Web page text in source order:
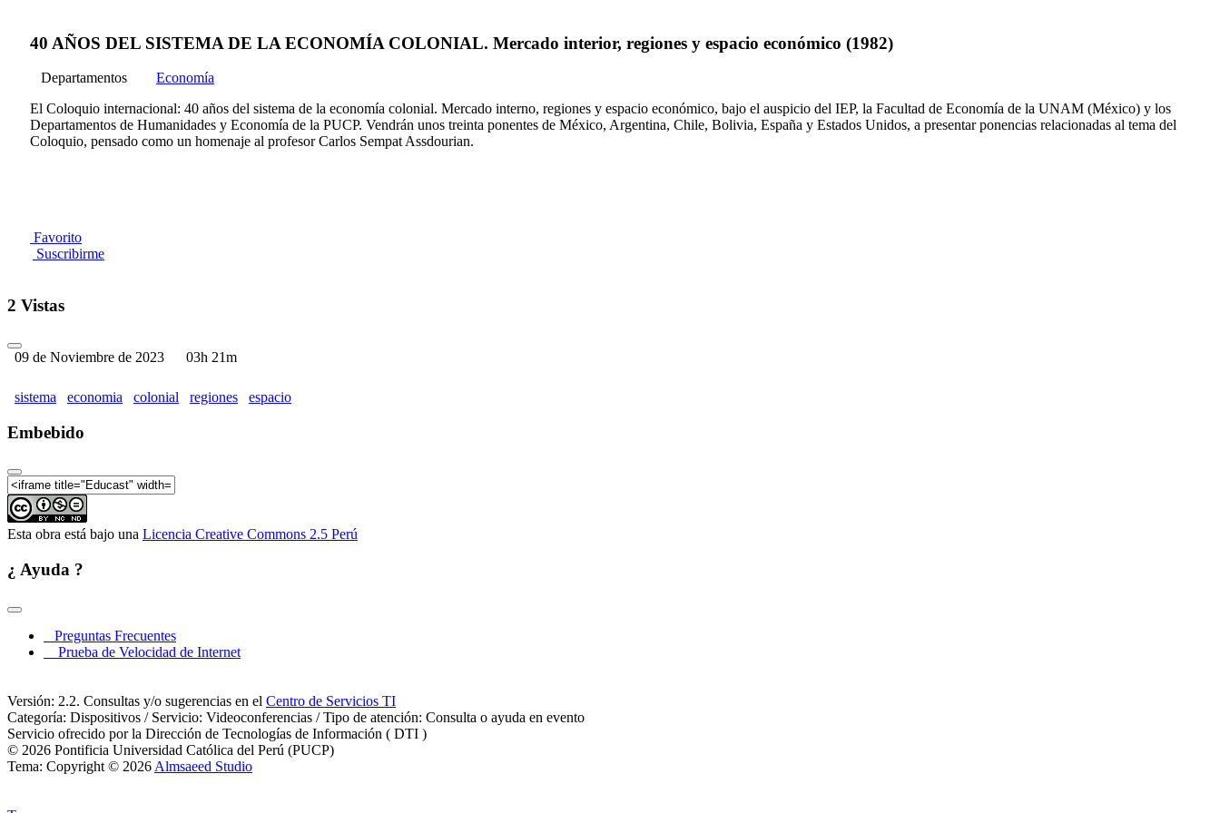
40 AÑOS DEL SISTEMA DE LA ECONOMÍA COLONIAL. Mercado interior, regiones y espacio económico (1982)
Departamentos
Economía
El Coloquio internacional: 40 años del sistema de la economía colonial. Mercado interno, regiones y espacio económico, bajo el auspicio del IEP, la Facultad de Economía de la UNAM (México) y los
Departamentos de Humanidades y Economía de la PUCP. Vendrán unos treinta ponentes de México, Argentina, Chile, Bolivia, España y Estados Unidos, a presentar ponencias relacionadas al tema del
Coloquio, pensado como un homenaje al profesor Carlos Sempat Assdourian.
Favorito
Suscribirme
2 Vistas
09 de Noviembre de 2023 03h 21m
sistema economia colonial regiones espacio
Embebido
Esta obra está bajo una Licencia Creative Commons 2.5 Perú
¿ Ayuda ?
Preguntas Frecuentes
Prueba de Velocidad de Internet
Versión: 2.2. Consultas y/o sugerencias en el Centro de Servicios TI
Categoría: Dispositivos / Servicio: Videoconferencias / Tipo de atención: Consulta o ayuda en evento
Servicio ofrecido por la Dirección de Tecnologías de Información ( DTI )
© 2026 Pontificia Universidad Católica del Perú (PUCP)
Tema: Copyright © 2026 Almsaeed Studio